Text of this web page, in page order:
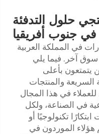
حلول التدفئة
في جنوب أفريقيا
في المملكة العربية
سوق آخر. فيما يلي
يتمتعون بأعلى
والمنتجات
للعملاء في هذا المجال
في الصناعة، ولكل
تكنولوجيًا أو
هؤلاء الموردون في